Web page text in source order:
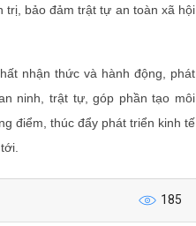
bảo đảm trật tự an toàn xã hội
nhận thức và hành động, phát
ninh, trật tự, góp phần tạo môi
điểm, thúc đẩy phát triển kinh tế
185